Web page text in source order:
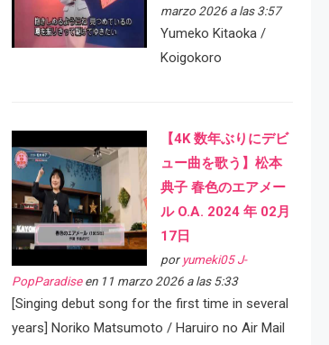
marzo 2026 a las 3:57
Yumeko Kitaoka /
Koigokoro
【4K 数年ぶりにデビ
ュー曲を歌う】松本
典子 春色のエアメー
ル O.A. 2024 年 02月
17日
por yumeki05 J-
PopParadiseen 11 marzo 2026 a las 5:33
[Singing debut song for the first time in several
years] Noriko Matsumoto / Haruiro no Air Mail